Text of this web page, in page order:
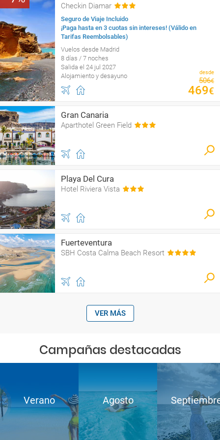
Checkin Diamar
Seguro de Viaje Incluido
¡Paga hasta en 3 cuotas sin intereses! (Válido en
Tarifas Reembolsables)
Vuelos desde Madrid
8 días / 7 noches
Salida el 24 jul 2027
Alojamiento y desayuno
desde
506€
469€
Gran Canaria
Aparthotel Green Field
Playa Del Cura
Hotel Riviera Vista
Fuerteventura
SBH Costa Calma Beach Resort
VER MÁS
Campañas destacadas
Verano Agosto